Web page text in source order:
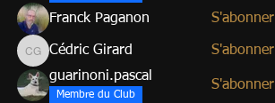
Franck Paganon S'abonner
Cédric Girard
Cédric Girard
S'abonner
guarinoni.pascal
Membre du Club
S'abonner